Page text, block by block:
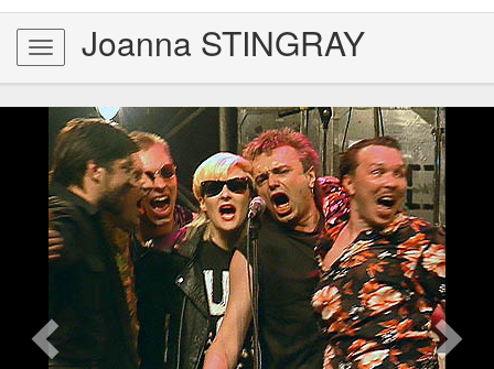
Toggle
navigation
Joanna STINGRAY
Previous